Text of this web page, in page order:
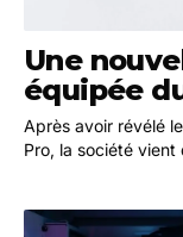
Une
équipée
Après avoir révélé
Pro, la société vient